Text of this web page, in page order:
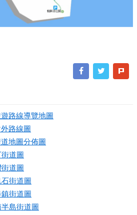
貓鼻頭公園
路線導覽地圖
路線圖
地圖分佈圖
道圖
道圖
街道圖
街道圖
島街道圖